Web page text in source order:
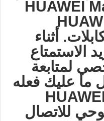
أثناء
الاستمتاع
لمتابعة
ما عليك فعله
للاتصال